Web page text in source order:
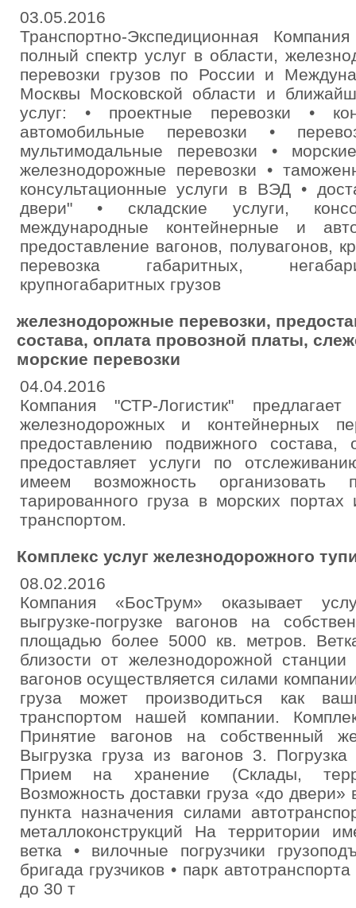
03.05.2016
Транспортно-Экспедиционная
полный спектр услуг в области,
перевозки грузов по России и
Москвы Московской области и
услуг: • проектные перевозки •
автомобильные перевозки •
мультимодальные перевозки •
железнодорожные перевозки •
консультационные услуги в ВЭД •
двери" • складские услуги,
международные контейнерные и
предоставление вагонов, полувагонов,
перевозка габаритных,
крупногабаритных грузов
железнодорожные перевозки,
состава, оплата провозной платы,
морские перевозки
04.04.2016
Компания "СТР-Логистик"
железнодорожных и контейнерных
предоставлению подвижного состава,
предоставляет услуги по
имеем возможность организовать
тарированного груза в морских портах
транспортом.
Комплекс услуг железнодорожного
08.02.2016
Компания «БосТрум» оказывает
выгрузке-погрузке вагонов на
площадью более 5000 кв. метров.
близости от железнодорожной станции
вагонов осуществляется силами
груза может производиться как
транспортом нашей компании.
Принятие вагонов на собственный
Выгрузка груза из вагонов 3.
Прием на хранение (Склады,
Возможность доставки груза «до двери»
пункта назначения силами
металлоконструкций На территории
ветка • вилочные погрузчики
бригада грузчиков • парк
до 30 т